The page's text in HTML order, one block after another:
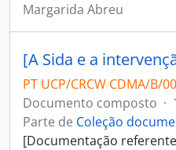
Margarida Abreu
PT UCP/CRCW CDMA/B/
Documento composto ·
Parte de Coleção
[Documentação